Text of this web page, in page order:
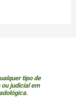
tipo de
judicial em